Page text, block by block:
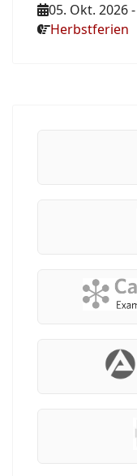
05. Okt. 2026-
Herbstferien